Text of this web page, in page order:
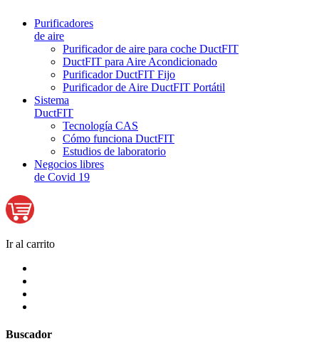
Purificadores
de aire
Purificador de aire para coche DuctFIT
DuctFIT para Aire Acondicionado
Purificador DuctFIT Fijo
Purificador de Aire DuctFIT Portátil
Sistema
DuctFIT
Tecnología CAS
Cómo funciona DuctFIT
Estudios de laboratorio
Negocios libres
de Covid 19
Ir al carrito
Buscador